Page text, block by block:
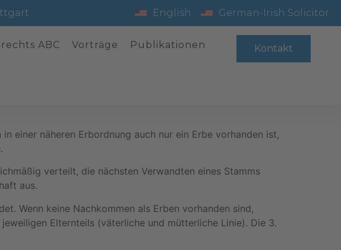
English German-Irish Solicitor
ABC Vorträge
Publikationen
Kontakt
einer näheren Erbordnung auch nur ein Erbe vorhanden ist,
verteilt, die nächsten Verwandten eines Stamms
aus.
Wenn keine Nachkommen als Erben vorhanden sind,
Elternteils (väterliche und mütterliche Linie). Die 3.